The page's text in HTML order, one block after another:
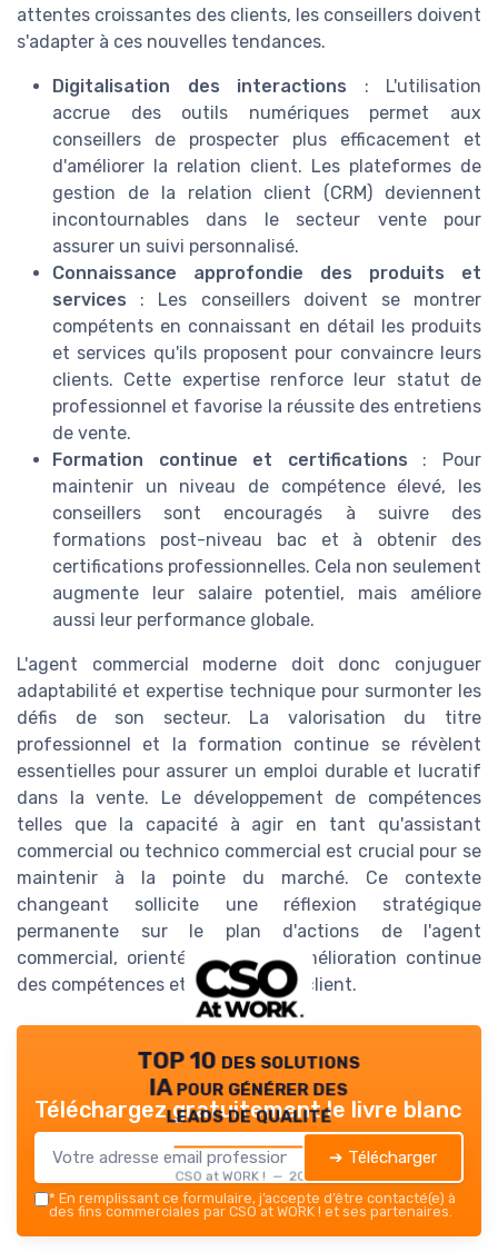
attentes croissantes des clients, les conseillers doivent
s'adapter à ces nouvelles tendances.
Digitalisation des interactions : L'utilisation
accrue des outils numériques permet aux
conseillers de prospecter plus efficacement et
d'améliorer la relation client. Les plateformes de
gestion de la relation client (CRM) deviennent
incontournables dans le secteur vente pour
assurer un suivi personnalisé.
Connaissance approfondie des produits et
services : Les conseillers doivent se montrer
compétents en connaissant en détail les produits
et services qu'ils proposent pour convaincre leurs
clients. Cette expertise renforce leur statut de
professionnel et favorise la réussite des entretiens
de vente.
Formation continue et certifications : Pour
maintenir un niveau de compétence élevé, les
conseillers sont encouragés à suivre des
formations post-niveau bac et à obtenir des
certifications professionnelles. Cela non seulement
augmente leur salaire potentiel, mais améliore
aussi leur performance globale.
L'agent commercial moderne doit donc conjuguer
adaptabilité et expertise technique pour surmonter les
défis de son secteur. La valorisation du titre
professionnel et la formation continue se révèlent
essentielles pour assurer un emploi durable et lucratif
dans la vente. Le développement de compétences
telles que la capacité à agir en tant qu'assistant
commercial ou technico commercial est crucial pour se
maintenir à la pointe du marché. Ce contexte
changeant sollicite une réflexion stratégique
permanente sur le plan d'actions de l'agent
commercial, orientée vers une amélioration continue
des compétences et de la relation client.
TOP 10 des solutions
IA pour générer des
leads de qualité
CSO at WORK ! — 2026
Téléchargez gratuitement le livre blanc
➔ Télécharger
* En remplissant ce formulaire, j’accepte d’être contacté(e) à
des fins commerciales par CSO at WORK ! et ses partenaires.